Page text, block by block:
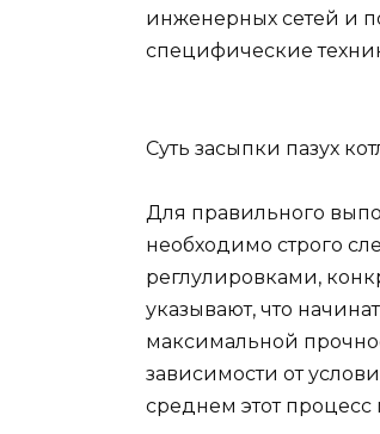
инженерных сетей и
специфические
Суть засыпки пазух
Для правильного
необходимо строго
реглулировками,
указывают, что
максимальной
зависимости от
среднем этот